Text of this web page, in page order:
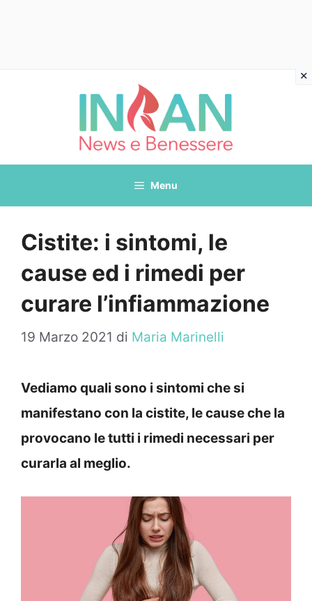
Menu
Cistite: i sintomi, le
cause ed i rimedi per
curare l’infiammazione
19 Marzo 2021 di Maria Marinelli
Vediamo quali sono i sintomi che si
manifestano con la cistite, le cause che la
provocano le tutti i rimedi necessari per
curarla al meglio.